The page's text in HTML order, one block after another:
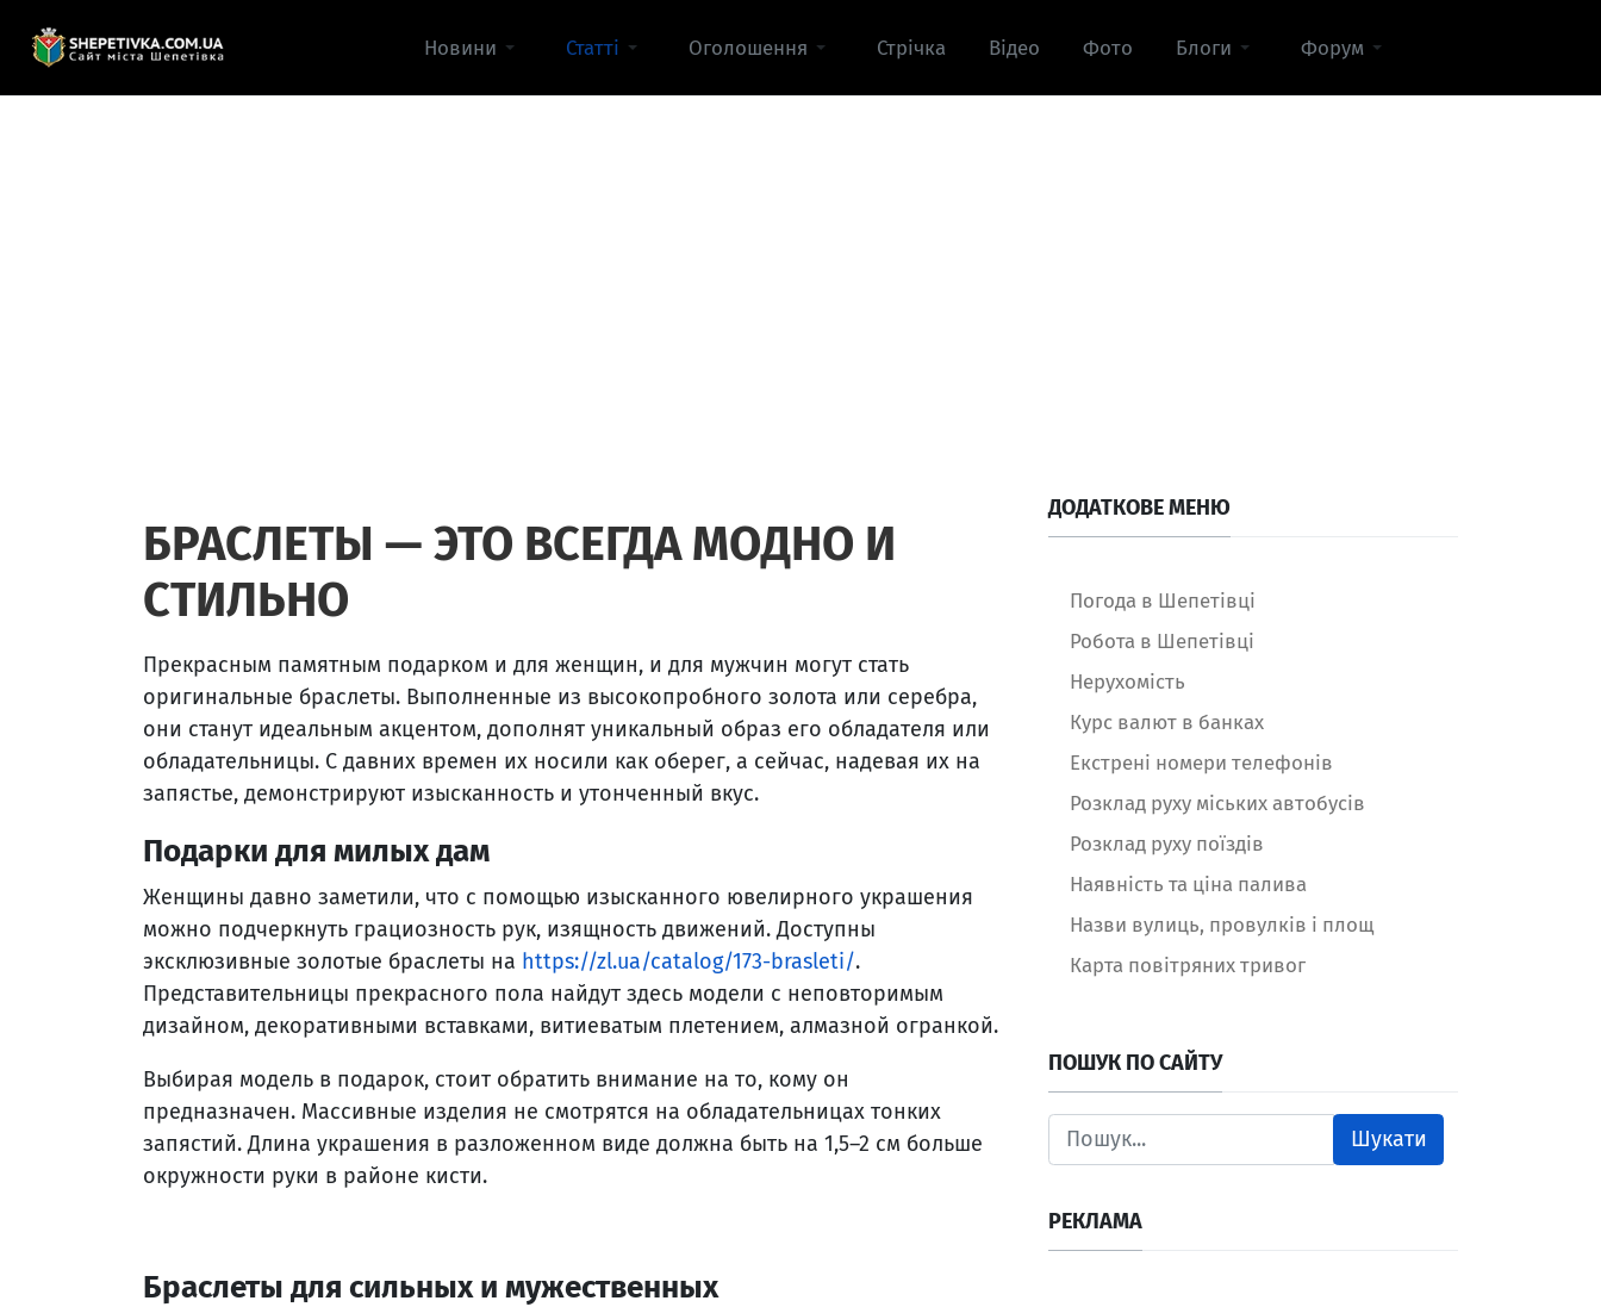
Новини Статті Оголошення Стрічка Відео Фото Блоги Форум
БРАСЛЕТЫ — ЭТО ВСЕГДА МОДНО И
СТИЛЬНО
Прекрасным памятным подарком и для женщин, и для мужчин могут стать
оригинальные браслеты. Выполненные из высокопробного золота или серебра,
они станут идеальным акцентом, дополнят уникальный образ его обладателя или
обладательницы. С давних времен их носили как оберег, а сейчас, надевая их на
запястье, демонстрируют изысканность и утонченный вкус.
Подарки для милых дам
Женщины давно заметили, что с помощью изысканного ювелирного украшения
можно подчеркнуть грациозность рук, изящность движений. Доступны
эксклюзивные золотые браслеты на https://zl.ua/catalog/173-brasleti/.
Представительницы прекрасного пола найдут здесь модели с неповторимым
дизайном, декоративными вставками, витиеватым плетением, алмазной огранкой.
Выбирая модель в подарок, стоит обратить внимание на то, кому он
предназначен. Массивные изделия не смотрятся на обладательницах тонких
запястий. Длина украшения в разложенном виде должна быть на 1,5–2 см больше
окружности руки в районе кисти.
Браслеты для сильных и мужественных
ДОДАТКОВЕ МЕНЮ
Погода в Шепетівці
Робота в Шепетівці
Нерухомість
Курс валют в банках
Екстрені номери телефонів
Розклад руху міських автобусів
Розклад руху поїздів
Наявність та ціна палива
Назви вулиць, провулків і площ
Карта повітряних тривог
ПОШУК ПО САЙТУ
Шукати
РЕКЛАМА